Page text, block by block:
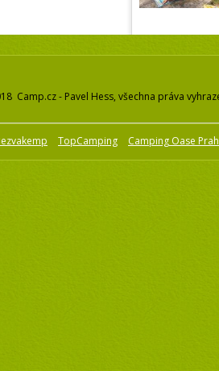
Camp.cz - Pavel Hess, všechna práva
TopCamping Camping Oase